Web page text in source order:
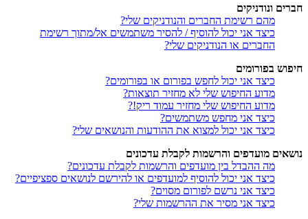
חברים ונודניקים
מהם רשימת החברים והנודניקים שלי?
כיצד אני יכול להוסיף / להסיר משתמשים אל/מתוך רשימת
החברים או הנודניקים שלי?
חיפוש בפורומים
כיצד אני יכול לחפש בפורום או בפורומים?
מדוע החיפוש שלי לא מחזיר תוצאות?
מדוע החיפוש שלי מחזיר עמוד ריק!?
כיצד אני מחפש משתמשים?
כיצד אני יכול למצוא את ההודעות והנושאים שלי?
נושאים מועדפים והרשמות לקבלת עדכונים
מה ההבדל בין מועדפים והרשמות לקבלת עדכונים?
כיצד אני יכול להוסיף למועדפים או להירשם לנושאים ספציפיים?
כיצד אני נרשם לפורום מסוים?
כיצד אני מסיר את ההרשמות שלי?